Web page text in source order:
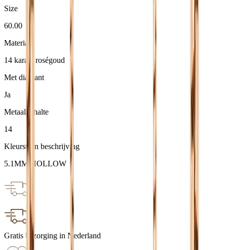
Size
60.00
Materiaal
14 karaat roségoud
Met diamant
Ja
Metaalgehalte
14
Kleursteen beschrijving
5.1MM HOLLOW
Gratis bezorging in Nederland